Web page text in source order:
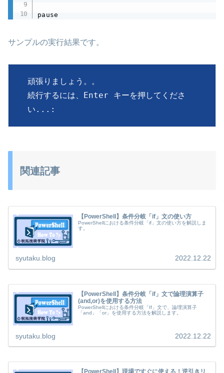
pause
サンプルの実行結果です。
頑張りましょう。。
続行するには、Enter キーを押してくださ
い...:
関連記事
【PowerShell】条件分岐「if」文の使い方
PowerShellにおける条件分岐「if」文の使い方を解説しま
す。
syutaku.blog 2022.12.22
【PowerShell】条件分岐「if」文で論理演算子
(and,or)を使用する方法
PowerShellにおける条件分岐「If」文で、論理演算子
「and」「or」を使用する方法を解説します。
syutaku.blog 2022.12.22